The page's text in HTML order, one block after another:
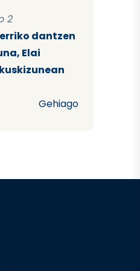
2
dantzen
Elai
Gehiago